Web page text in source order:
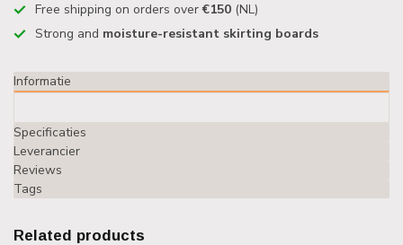
Free shipping on orders over€150 (NL)
Strong and moisture-resistant skirting boards
Informatie
Specificaties
Leverancier
Reviews
Tags
Related products